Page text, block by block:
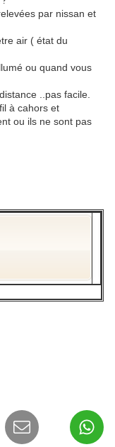
par nissan et
air ( état du
ou quand vous
..pas facile.
à cahors et
ou ils ne sont pas